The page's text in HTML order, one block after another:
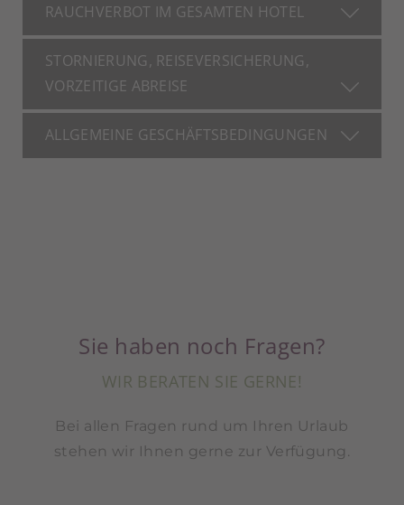
RAUCHVERBOT IM GESAMTEN HOTEL
STORNIERUNG, REISEVERSICHERUNG,
VORZEITIGE ABREISE
ALLGEMEINE GESCHÄFTSBEDINGUNGEN
Sie haben noch Fragen?
WIR BERATEN SIE GERNE!
Bei allen Fragen rund um Ihren Urlaub
stehen wir Ihnen gerne zur Verfügung.